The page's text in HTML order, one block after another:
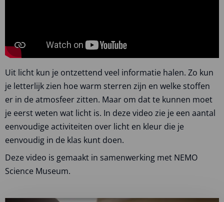
Uit licht kun je ontzettend veel informatie halen. Zo kun
je letterlijk zien hoe warm sterren zijn en welke stoffen
er in de atmosfeer zitten. Maar om dat te kunnen moet
je eerst weten wat licht is. In deze video zie je een aantal
eenvoudige activiteiten over licht en kleur die je
eenvoudig in de klas kunt doen.
Deze video is gemaakt in samenwerking met NEMO
Science Museum.